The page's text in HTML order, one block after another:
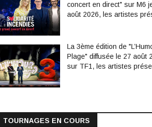
concert en direct" sur M6
août 2026, les artistes
La 3ème édition de
Plage" diffusée le 27 août
sur TF1, les artistes
TOURNAGES EN COURS